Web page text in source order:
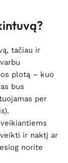
tačiau ir
plotą – kuo
bus
per
ir naktį ar
norite